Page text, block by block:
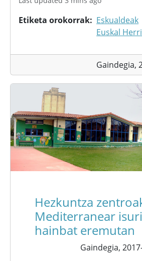
Etiketa orokorrak
Eskualdeak
Euskal
Gaindegia,
Hezkuntza
Mediterranear
hainbat eremutan
Gaindegia,